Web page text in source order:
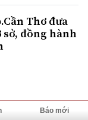
Thơ đưa
đồng hành
Báo mới